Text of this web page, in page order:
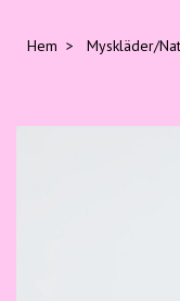
Hem Myskläder/